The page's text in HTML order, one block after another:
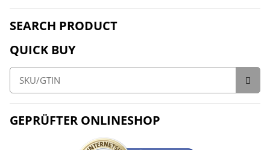
SEARCH PRODUCT
QUICK BUY
GEPRÜFTER ONLINESHOP